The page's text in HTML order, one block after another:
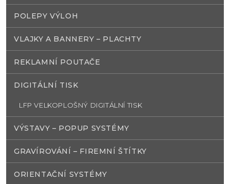
POLEPY VÝLOH
VLAJKY A BANNERY – PLACHTY
REKLAMNÍ POUTAČE
DIGITÁLNÍ TISK
LFP VELKOPLOŠNÝ DIGITÁLNÍ TISK
VÝSTAVY – POPUP SYSTÉMY
GRAVÍROVÁNÍ – FIREMNÍ ŠTÍTKY
ORIENTAČNÍ SYSTÉMY